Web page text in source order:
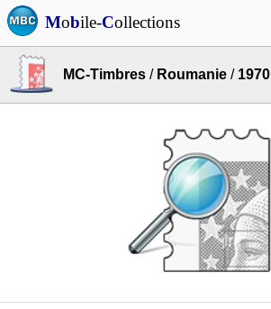
Mobile-Collections
MC-Timbres / Roumanie / 1970